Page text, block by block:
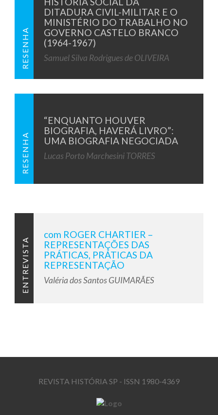
RESENHA
DITADURA CIVIL-MILITAR E O
MINISTÉRIO DO TRABALHO NO
GOVERNO CASTELO BRANCO
(1964-1967)
Samuel Silva Rodrigues de OLIVEIRA
RESENHA
“ENQUANTO HOUVER
BIOGRAFIA, HAVERÁ LIVRO”:
UMA BIOGRAFIA NEGOCIADA
Lucas Porto Marchesini TORRES
ENTREVISTA
com ROGER CHARTIER –
REPRESENTAÇÕES DAS
PRÁTICAS, PRÁTICAS DA
REPRESENTAÇÃO
Valéria dos Santos GUIMARÃES
REVISTA HISTÓRIA SP - ISSN 1980-4369